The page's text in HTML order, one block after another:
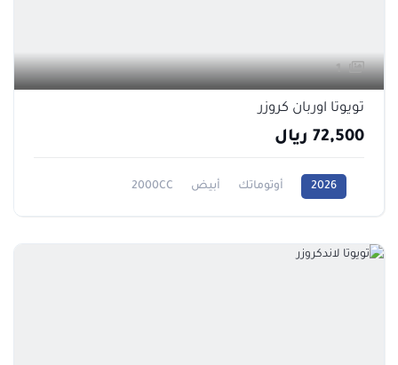
1
تويوتا اوربان كروزر
72,500 ريال
2026 أوتوماتك أبيض 2000CC